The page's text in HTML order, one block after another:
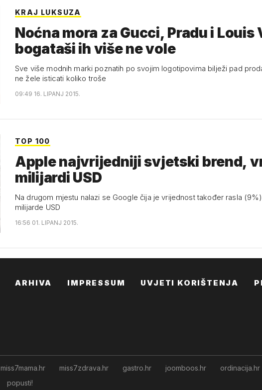
KRAJ LUKSUZA
Noćna mora za Gucci, Pradu i
bogataši ih više ne vole
Sve više modnih marki poznatih po svojim logotipovima bilježi pad
ne žele isticati koliko troše
09:49 16. LIPANJ 2015.
TOP 100
Apple najvrijedniji svjetski brend,
milijardi USD
Na drugom mjestu nalazi se Google čija je vrijednost također rasla
milijarde USD
16:56 01. LIPANJ 2015.
ARHIVA IMPRESSUM UVJETI KORIŠTENJA
miss7mama.hr miss7zdrava.hr gastro.hr joomboos.hr ordinacija.hr
popusti!